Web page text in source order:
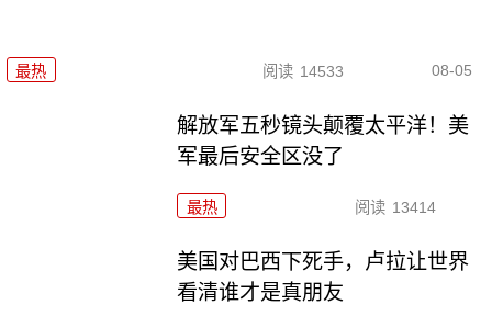
最热 阅读 14533 08-05
解放军五秒镜头颠覆太平洋！美
军最后安全区没了
最热 阅读 13414
美国对巴西下死手，卢拉让世界
看清谁才是真朋友